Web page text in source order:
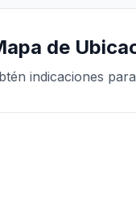
de
indicaciones